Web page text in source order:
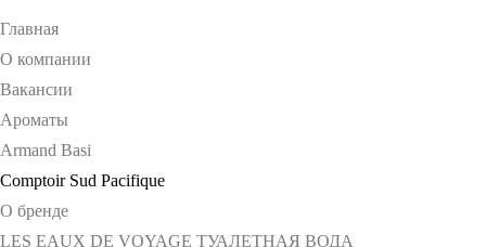
Главная
О компании
Вакансии
Ароматы
Armand Basi
Comptoir Sud Pacifique
О бренде
LES EAUX DE VOYAGE ТУАЛЕТНАЯ ВОДА